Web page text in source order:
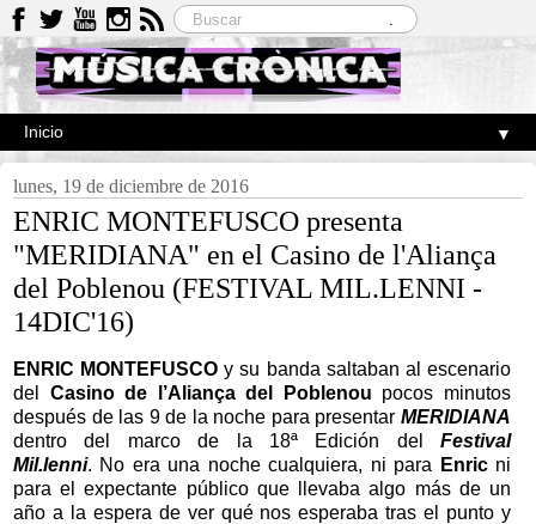
▼
lunes, 19 de diciembre de 2016
ENRIC MONTEFUSCO presenta
"MERIDIANA" en el Casino de l'Aliança
del Poblenou (FESTIVAL MIL.LENNI -
14DIC'16)
ENRIC MONTEFUSCO y su banda saltaban al escenario
del Casino de l’Aliança del Poblenou pocos minutos
después de las 9 de la noche para presentar MERIDIANA
dentro del marco de la 18ª Edición del Festival
Mil.lenni. No era una noche cualquiera, ni para Enricni
para el expectante público que llevaba algo más de un
año a la espera de ver qué nos esperaba tras el punto y